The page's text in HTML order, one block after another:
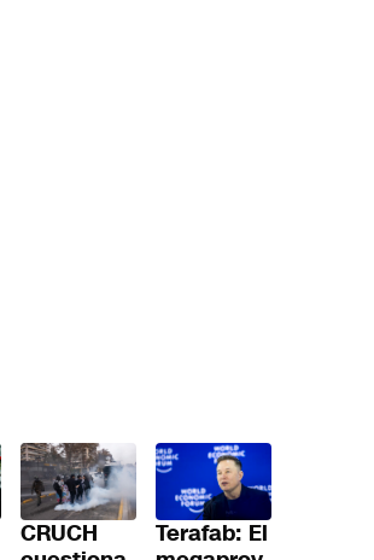
CRUCH
cuestiona
Registro
Nacional
Terafab: El
megaproy
ecto con
el que